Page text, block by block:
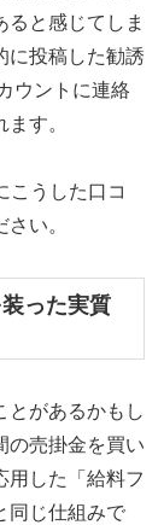
ると感じてしま
に投稿した勧誘
ウントに連絡
す。
こうした口コ
い。
った実質
とがあるかもし
の売掛金を買い
用した「給料フ
同じ仕組みで